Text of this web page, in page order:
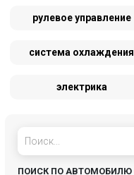
рулевое управление
система охлаждения
электрика
ПОИСК ПО АВТОМОБИЛЮ